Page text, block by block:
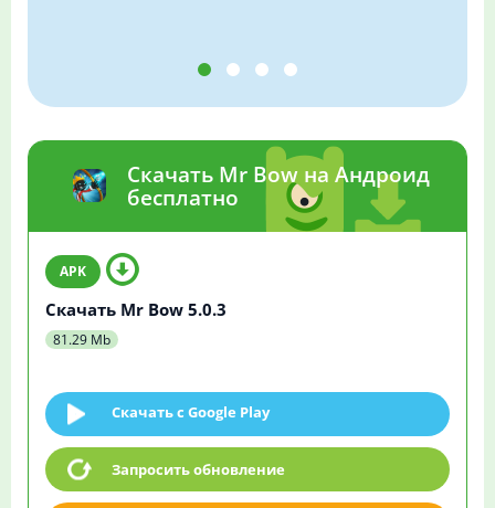
Скачать Mr Bow на Андроид
бесплатно
Скачать Mr Bow 5.0.3
81.29 Mb
Скачать c Google Play
Запросить обновление